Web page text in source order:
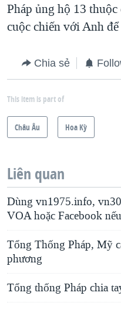
Pháp ủng hộ 13
cuộc chiến với Anh
Chia sẻ
This item is part of
Châu Âu Hoa Kỳ
Liên quan
Dùng vn1975.info,
VOA hoặc Facebook
Tổng Thống Pháp, Mỹ
phương
Tổng thống Pháp chia